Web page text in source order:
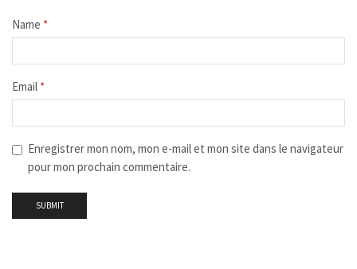
Name *
Email *
Enregistrer mon nom, mon e-mail et mon site dans le navigateur
pour mon prochain commentaire.